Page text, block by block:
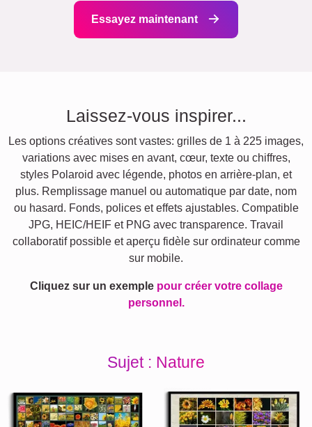
Essayez maintenant
Laissez-vous inspirer...
Les options créatives sont vastes: grilles de 1 à 225 images,
variations avec mises en avant, cœur, texte ou chiffres,
styles Polaroid avec légende, photos en arrière-plan, et
plus. Remplissage manuel ou automatique par date, nom
ou hasard. Fonds, polices et effets ajustables. Compatible
JPG, HEIC/HEIF et PNG avec transparence. Travail
collaboratif possible et aperçu fidèle sur ordinateur comme
sur mobile.
Cliquez sur un exemple pour créer votre collage
personnel.
Sujet : Nature